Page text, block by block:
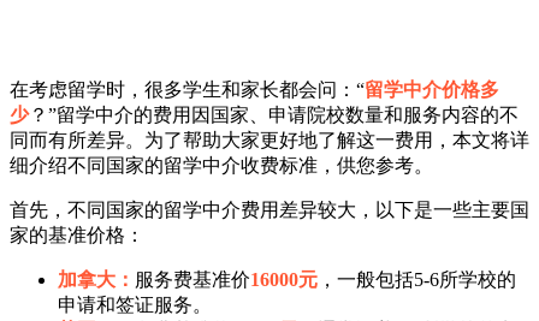
在考虑留学时，很多学生和家长都会问：“留学中介价格多
少？”留学中介的费用因国家、申请院校数量和服务内容的不
同而有所差异。为了帮助大家更好地了解这一费用，本文将详
细介绍不同国家的留学中介收费标准，供您参考。
首先，不同国家的留学中介费用差异较大，以下是一些主要国
家的基准价格：
加拿大： 服务费基准价16000元 ，一般包括5-6所学校的
申请和签证服务。